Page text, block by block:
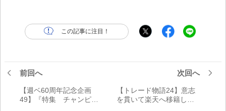
この記事に注目！
前回へ
【週ベ60周年記念企画
49】『特集 チャンピオ
次回へ
【トレード物語24】意志
を貫いて楽天へ移籍した